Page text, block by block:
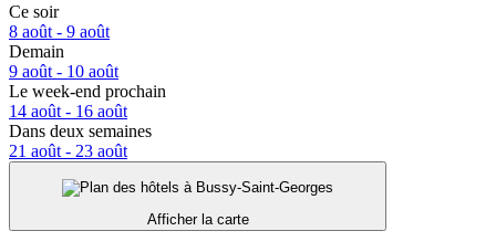
Ce soir
8 août - 9 août
Demain
9 août - 10 août
Le week-end prochain
14 août - 16 août
Dans deux semaines
21 août - 23 août
Afficher la carte